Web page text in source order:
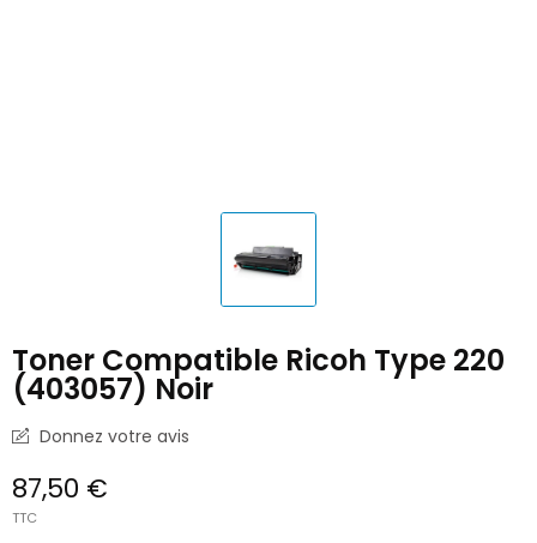
Toner Compatible Ricoh Type 220
(403057) Noir
Donnez votre avis
87,50 €
TTC